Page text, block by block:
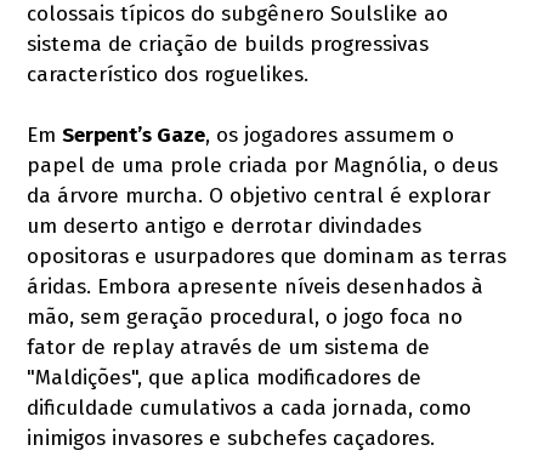
colossais típicos do subgênero Soulslike ao
sistema de criação de builds progressivas
característico dos roguelikes.
EmSerpent’s Gaze, os jogadores assumem o
papel de uma prole criada por Magnólia, o deus
da árvore murcha. O objetivo central é explorar
um deserto antigo e derrotar divindades
opositoras e usurpadores que dominam as terras
áridas. Embora apresente níveis desenhados à
mão, sem geração procedural, o jogo foca no
fator de replay através de um sistema de
"Maldições", que aplica modificadores de
dificuldade cumulativos a cada jornada, como
inimigos invasores e subchefes caçadores.